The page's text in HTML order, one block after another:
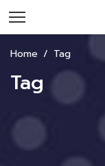
Home Tag
Tag